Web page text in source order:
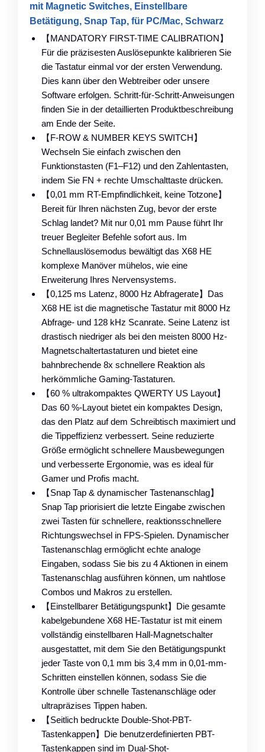
mit Magnetic Switches, Einstellbare
Betätigung, Snap Tap, für PC/Mac, Schwarz
【MANDATORY FIRST-TIME CALIBRATION】
Für die präzisesten Auslöse­punkte kalibrieren Sie
die Tastatur einmal vor der ersten Verwendung.
Dies kann über den Webtreiber oder unsere
Software erfolgen. Schritt-für-Schritt-Anweisungen
finden Sie in der detaillierten Produktbeschreibung
am Ende der Seite.
【F-ROW & NUMBER KEYS SWITCH】
Wechseln Sie einfach zwischen den
Funktionstasten (F1–F12) und den Zahlentasten,
indem Sie FN + rechte Umschalttaste drücken.
【0,01 mm RT-Empfindlichkeit, keine Totzone】
Bereit für Ihren nächsten Zug, bevor der erste
Schlag landet? Mit nur 0,01 mm Pause führt Ihr
treuer Begleiter Befehle sofort aus. Im
Schnellauslösemodus bewältigt das X68 HE
komplexe Manöver mühelos, wie eine
Erweiterung Ihres Nervensystems.
【0,125 ms Latenz, 8000 Hz Abfragerate】Das
X68 HE ist die magnetische Tastatur mit 8000 Hz
Abfrage- und 128 kHz Scanrate. Seine Latenz ist
drastisch niedriger als bei den meisten 8000 Hz-
Magnetschaltertastaturen und bietet eine
bahnbrechende 8x schnellere Reaktion als
herkömmliche Gaming-Tastaturen.
【60 % ultrakompaktes QWERTY US Layout】
Das 60 %-Layout bietet ein kompaktes Design,
das den Platz auf dem Schreibtisch maximiert und
die Tippeffizienz verbessert. Seine reduzierte
Größe ermöglicht schnellere Mausbewegungen
und verbesserte Ergonomie, was es ideal für
Gamer und Profis macht.
【Snap Tap & dynamischer Tastenanschlag】
Snap Tap priorisiert die letzte Eingabe zwischen
zwei Tasten für schnellere, reaktionsschnellere
Richtungswechsel in FPS-Spielen. Dynamischer
Tastenanschlag ermöglicht echte analoge
Eingaben, sodass Sie bis zu 4 Aktionen in einem
Tastenanschlag ausführen können, um nahtlose
Combos und Makros zu erstellen.
【Einstellbarer Betätigungspunkt】Die gesamte
kabelgebundene X68 HE-Tastatur ist mit einem
vollständig einstellbaren Hall-Magnetschalter
ausgestattet, mit dem Sie den Betätigungspunkt
jeder Taste von 0,1 mm bis 3,4 mm in 0,01-mm-
Schritten einstellen können, sodass Sie die
Kontrolle über schnelle Tastenanschläge oder
ultrapräzises Tippen haben.
【Seitlich bedruckte Double-Shot-PBT-
Tastenkappen】Die benutzerdefinierten PBT-
Tastenkappen sind im Dual-Shot-